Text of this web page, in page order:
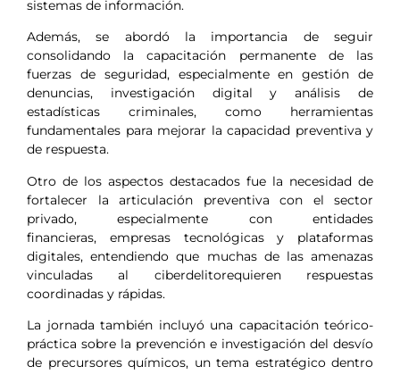
sistemas de información.
Además, se abordó la importancia de seguir
consolidando la capacitación permanente de las
fuerzas de seguridad, especialmente en gestión de
denuncias, investigación digital y análisis de
estadísticas criminales, como herramientas
fundamentales para mejorar la capacidad preventiva y
de respuesta.
Otro de los aspectos destacados fue la necesidad de
fortalecer la articulación preventiva con el sector
privado, especialmente con entidades
financieras, empresas tecnológicas y plataformas
digitales, entendiendo que muchas de las amenazas
vinculadas al ciberdelitorequieren respuestas
coordinadas y rápidas.
La jornada también incluyó una capacitación teórico-
práctica sobre la prevención e investigación del desvío
de precursores químicos, un tema estratégico dentro